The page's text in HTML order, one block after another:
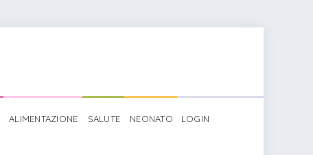
ALIMENTAZIONE SALUTE NEONATO LOGIN